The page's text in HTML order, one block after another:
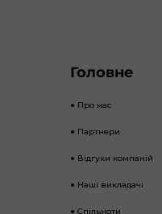
Головне
● Про нас
● Партнери
● Відгуки компаній
● Наші викладачі
● Спільноти